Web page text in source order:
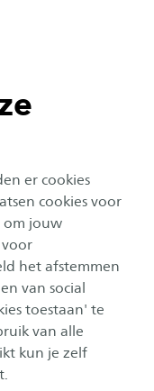
er cookies
cookies voor
om jouw
het afstemmen
van social
toestaan' te
van alle
kun je zelf
en
9 modules.
kennis (25
persoonlijke
duurt 2
studielast
per week